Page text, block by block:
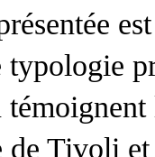
typologie
de Tivoli